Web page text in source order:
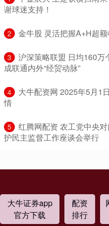
谢球迷支持！
2 金牛股 灵活把握A+H超
3
沪深策略联盟 日均160万
成联通内外“经贸动脉”
4
大牛配资网 2025年5月1
情
5
红腾网配资 农工党中央
护民主监督工作座谈会举行
大牛证券app
官方下载
配资
排行